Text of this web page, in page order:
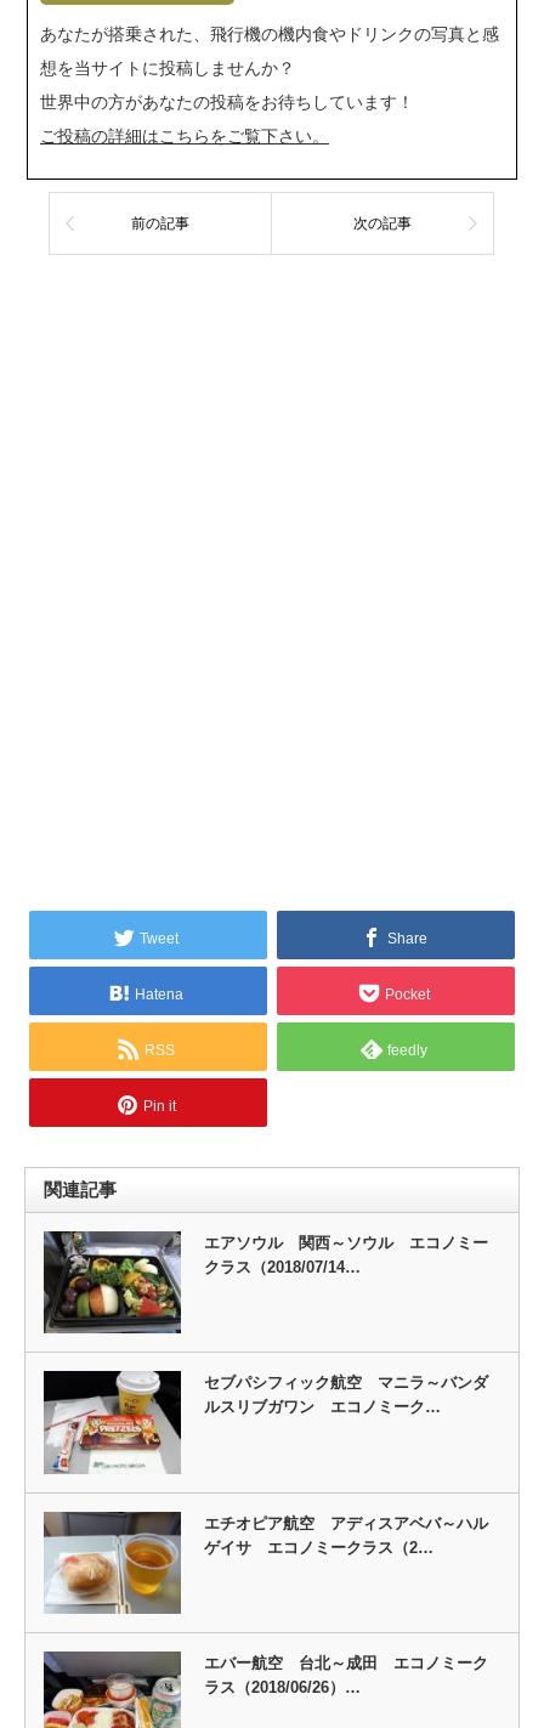
あなたが搭乗された、飛行機の機内食やドリンクの写真と感
想を当サイトに投稿しませんか？
世界中の方があなたの投稿をお待ちしています！
ご投稿の詳細はこちらをご覧下さい。
前の記事 次の記事
Tweet Share
Hatena Pocket
RSS feedly
Pin it
関連記事
エアソウル 関西～ソウル エコノミー
クラス（2018/07/14…
セブパシフィック航空 マニラ～バンダ
ルスリブガワン エコノミーク…
エチオピア航空 アディスアベバ～ハル
ゲイサ エコノミークラス（2…
エバー航空 台北～成田 エコノミーク
ラス（2018/06/26）…